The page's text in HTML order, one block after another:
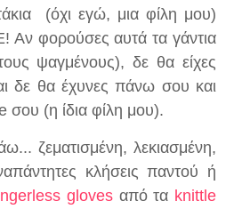
(όχι εγώ, μια φίλη μου)
Αν φορούσες αυτά τα γάντια
ψαγμένους), δε θα είχες
δε θα έχυνες πάνω σου και
σου (η ίδια φίλη μου).
ζεματισμένη, λεκιασμένη,
κλήσεις παντού ή
glovesαπό τα knittle